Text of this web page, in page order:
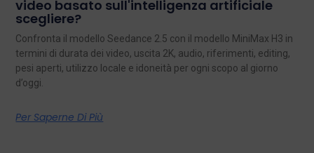
video basato sull'intelligenza artificiale
scegliere?
Confronta il modello Seedance 2.5 con il modello MiniMax H3 in
termini di durata dei video, uscita 2K, audio, riferimenti, editing,
pesi aperti, utilizzo locale e idoneità per ogni scopo al giorno
d’oggi.
Per Saperne Di Più